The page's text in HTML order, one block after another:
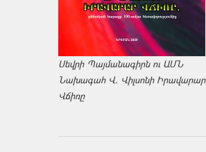
Սեվրի Պայմանագիրն ու ԱՄՆ
Նախագահ Վ. Վիլսոնի Իրավարար
Վճիռը